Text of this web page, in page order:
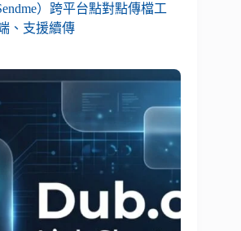
）跨平台點對點傳檔工
、支援續傳